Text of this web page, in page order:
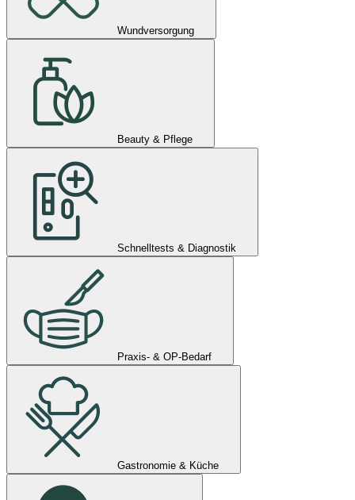
Wundversorgung
Beauty & Pflege
Schnelltests & Diagnostik
Praxis- & OP-Bedarf
Gastronomie & Küche